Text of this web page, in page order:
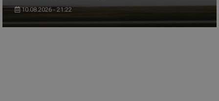
10.08.2026 - 21:22